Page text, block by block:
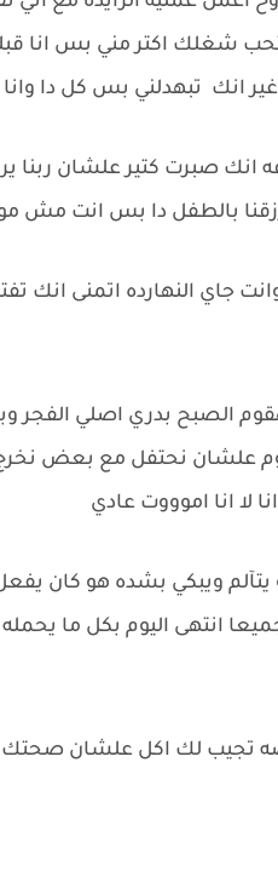
شغلك اكتر مني بس انا
تبهدلني بس كل دا وانا
انك صبرت كتير علشان ربنا
بالطفل دا بس انت مش
عيد زواجنا وانت جاي النهارده
الصبح بدري اصلي الفجر
علشان نحتفل مع بعض
انا اموووت عادي
ويبكي بشده هو كان
انتهى اليوم بكل ما يحمله
تجيب لك اكل علشان صحتك